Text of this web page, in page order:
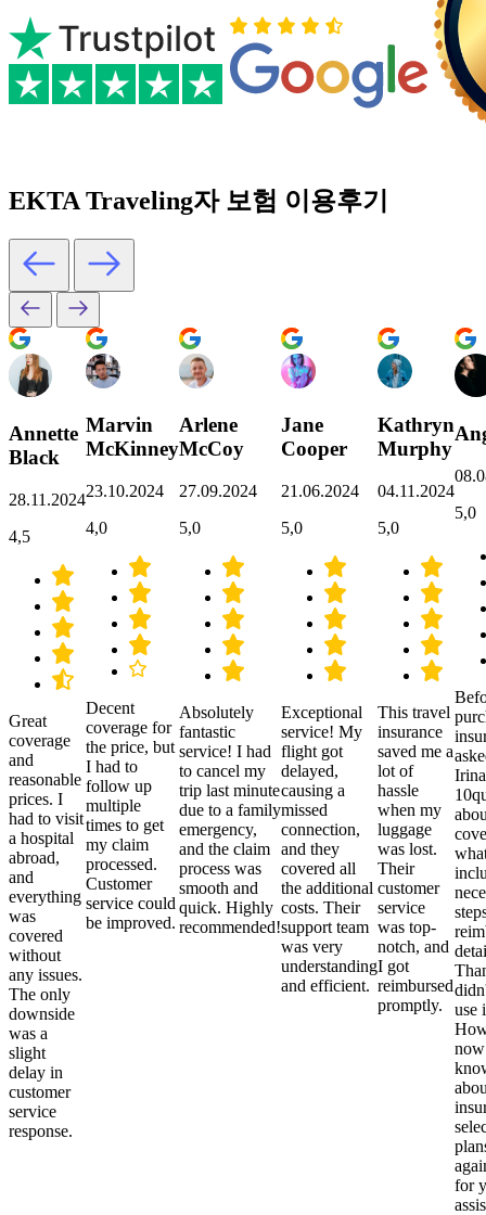
EKTA Traveling자 보험 이용후기
Annette
Black
28.11.2024
4,5
Great
coverage
and
reasonable
prices. I
had to visit
a hospital
abroad,
and
everything
was
covered
without
any issues.
The only
downside
was a
slight
delay in
customer
service
response.
Marvin
McKinney
23.10.2024
4,0
Decent
coverage for
the price, but
I had to
follow up
multiple
times to get
my claim
processed.
Customer
service could
be improved.
Arlene
McCoy
27.09.2024
5,0
Absolutely
fantastic
service! I had
to cancel my
trip last minute
due to a family
emergency,
and the claim
process was
smooth and
quick. Highly
recommended!
Jane
Cooper
21.06.2024
5,0
Exceptional
service! My
flight got
delayed,
causing a
missed
connection,
and they
covered all
the additional
costs. Their
support team
was very
understanding
and efficient.
Kathryn
Murphy
04.11.2024
5,0
This travel
insurance
saved me a
lot of
hassle
when my
luggage
was lost.
Their
customer
service
was top-
notch, and
I got
reimbursed
promptly.
5,0
use
for